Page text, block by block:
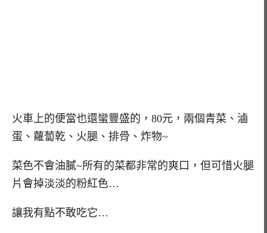
火車上的便當也還蠻豐盛的，80元，兩個青菜、滷
蛋、蘿蔔乾、火腿、排骨、炸物~
菜色不會油膩~所有的菜都非常的爽口，但可惜火腿
片會掉淡淡的粉紅色…
讓我有點不敢吃它…